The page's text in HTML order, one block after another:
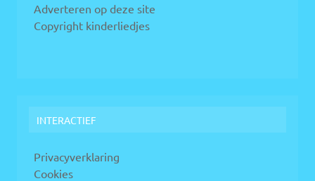
Adverteren op deze site
Copyright kinderliedjes
INTERACTIEF
Privacyverklaring
Cookies